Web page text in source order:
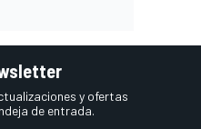
y ofertas
de entrada.